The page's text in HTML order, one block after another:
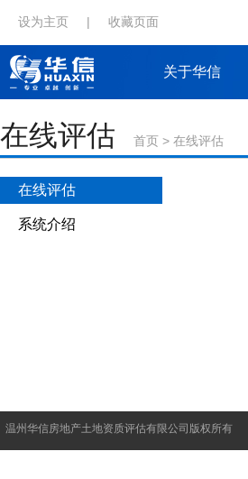
设为主页 | 收藏页面
关于华信
在线评估 首页 > 在线评估
在线评估
系统介绍
温州华信房地产土地资质评估有限公司版权所有